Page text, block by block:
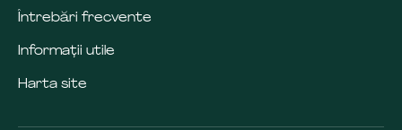
Întrebări frecvente
Informații utile
Harta site